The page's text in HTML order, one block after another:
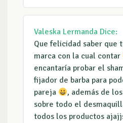
Valeska Lermanda Dice:
Que felicidad saber que
marca con la cual contar
encantaría probar el
fijador de barba para
pareja
, además de
sobre todo el
todos los productos